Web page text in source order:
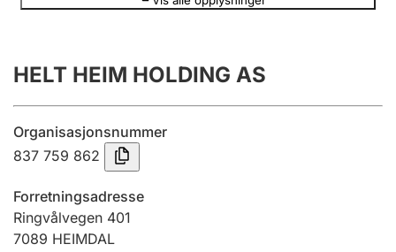
Innsending og forsinkelsesgebyr
Jeger
HELT HEIM HOLDING AS
Organisasjonsnummer
837 759 862
Forretningsadresse
Ringvålvegen 401
7089 HEIMDAL